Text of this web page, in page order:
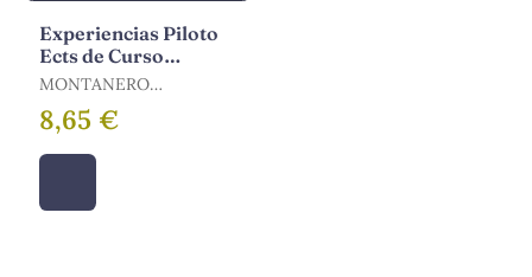
Experiencias Piloto
Ects de Curso
Completo en la
Extremadura
MONTANERO
FERNÁNDEZ, MANUEL
8,65 €